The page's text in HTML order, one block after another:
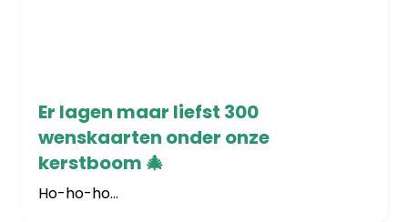
Er lagen maar liefst 300
wenskaarten onder onze
kerstboom 🎄
Ho-ho-ho...